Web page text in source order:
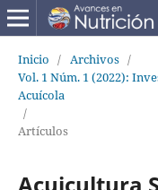
Inicio / Archivos /
Vol. 1 Núm. 1 (2022):
Acuícola
/
Artículos